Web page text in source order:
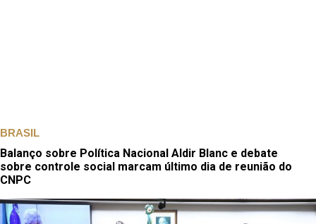
BRASIL
Balanço sobre Política Nacional Aldir Blanc e debate
sobre controle social marcam último dia de reunião do
CNPC